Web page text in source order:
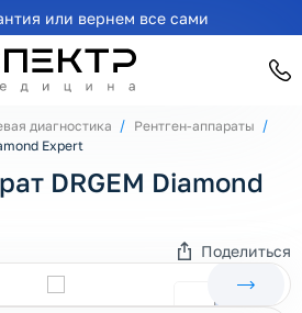
или вернем все сами
диагностика
Рентген-аппараты
Expert
DRGEM Diamond
Поделиться